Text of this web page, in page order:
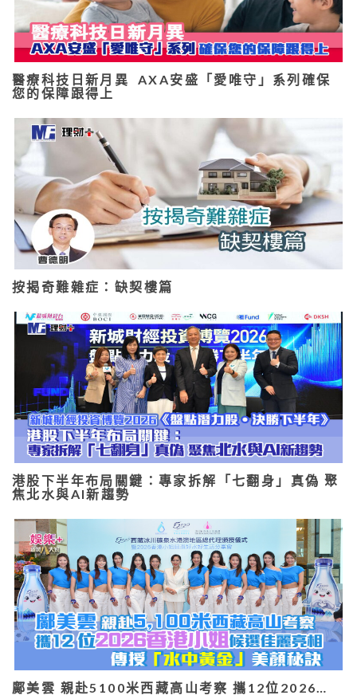
醫療科技日新月異 AXA安盛「愛唯守」系列確保
您的保障跟得上
按揭奇難雜症：缺契樓篇
港股下半年布局關鍵：專家拆解「七翻身」真偽 聚
焦北水與AI新趨勢
鄺美雲 親赴5100米西藏高山考察 攜12位2026…